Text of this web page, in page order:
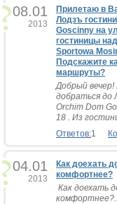
08.01
2013
Прилетаю в
Лодзъ
Goscinny на
гостиницы
Sportowa
Подскажите
маршруты?
Добрый
добраться до
Orchim Dom
18 . Из
Ответов:1
04.01
2013
Как доехать
комфортнее?
Как доехать